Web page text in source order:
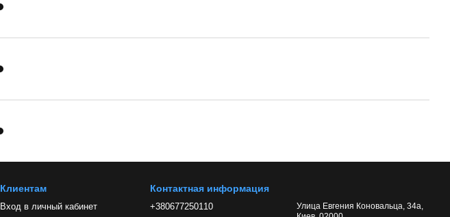
Клиентам
Вход в личный кабинет
Контактная информация
+380677250110
Улица Евгения Коновальца, 34а,